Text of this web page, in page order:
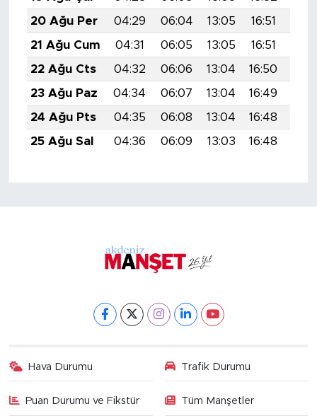
20 Ağu Per
04:29 06:04 13:05 16:51
21 Ağu Cum
04:31 06:05 13:05 16:51
22 Ağu Cts
04:32 06:06 13:04 16:50
23 Ağu Paz
04:34 06:07 13:04 16:49
24 Ağu Pts
04:35 06:08 13:04 16:48
25 Ağu Sal
04:36 06:09 13:03 16:48
Hava Durumu Trafik Durumu
Puan Durumu ve Fikstür Tüm Manşetler